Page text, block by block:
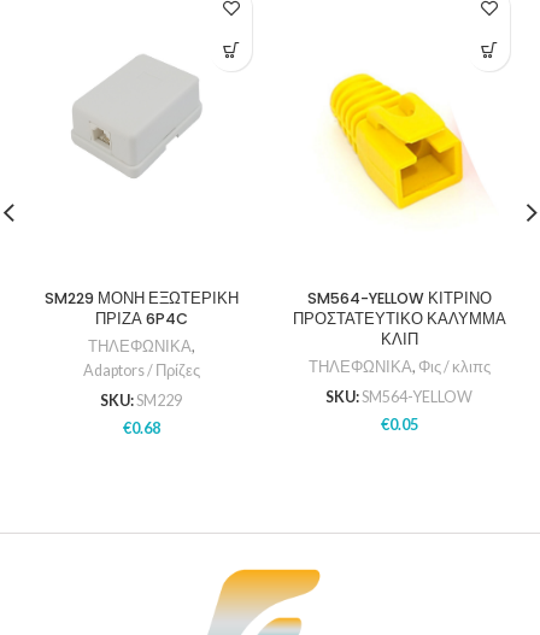
SM229 ΜΟΝΗ ΕΞΩΤΕΡΙΚΗ
ΠΡΙΖΑ 6P4C
ΤΗΛΕΦΩΝΙΚΑ,
Adaptors / Πρίζες
SKU:SM229
€0.68
SM564-YELLOW ΚΙΤΡΙΝΟ
ΠΡΟΣΤΑΤΕΥΤΙΚΟ ΚΑΛΥΜΜΑ
ΚΛΙΠ
ΤΗΛΕΦΩΝΙΚΑ, Φις / κλιπς
SKU:SM564-YELLOW
€0.05